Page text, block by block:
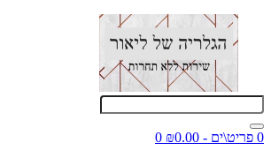
0 פריט\ים - ₪0.00
0